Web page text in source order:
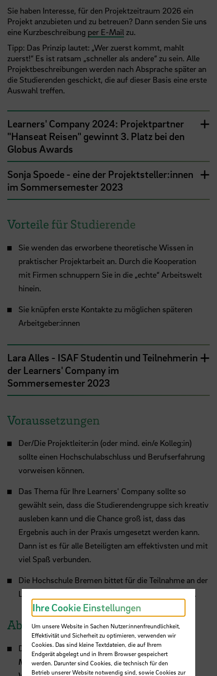
Sie haben Interesse, für den Projektzeitraum 2026 ein
Projekt anzubieten und zu betreuen? Dann senden Sie uns
eine Kurzbeschreibung per E-Mail zu.
Tipp: Das Prinzip lautet: „Wer zuerst kommt, mahlt
zuerst!“ Es ist ratsam „schneller als andere“ zu sein. Alle
Projektbeschreibungen werden nach Absprache später an
die Studierenden geschickt, die auf dieser Basis eine erste
Auswahl treffen.
Learners' Company 2024: Projektpartner
"Hanseat Reisen" gewinnt 3. Platz bei den
Globus Awards
Sonja Spoede - eine der Projektsteller:innen
im Sommersemester 2023
Vorteile für Studierende
Sie wenden das erworbene theoretische Wissen in
praktischer Projektarbeit an. Durch die Kooperation
mit Firmen schnuppern Sie in die „echte“ Arbeitswelt
hinein.
Sie knüpfen erste Kontakte zu möglichen späteren
Arbeitgeber:innen
Lara Alles - ISAF Studentin und Teilnehmerin
der Learners' Company im
Sommersemester 2023
Voraussetzungen
Der/Die Projektleiter:in (oder mind. ein/e Kolleg:in)
sollte einen Hochschulabschluss und Berufserfahrung
vorweisen können.
Das Thema für Ihre Learners' Company sollte so
gewählt sein, dass die Studierendengruppe sich kreativ
ausleben kann und die Chance groß ist, dass das
Ergebnis auch in der Praxis umgesetzt werden kann.
Dann ist es für alle Beteiligten am effektivsten und mit
viel Spaß verbunden.
Die Hochschule Bremen bittet für die Teilnahme an der
Learners' Company um eine Spende von 500 Euro.
Ablauf und Zeitplan
Die Projektvorstellung- und vergabe fand am
Mittwoch, 08.04.2026 amHSB-Campus
Ihre Cookie Einstellungen
Um unsere Website in Sachen Nutzer:innenfreundlichkeit,
Effektivität und Sicherheit zu optimieren, verwenden wir
Cookies. Das sind kleine Textdateien, die auf Ihrem
Endgerät abgelegt und in Ihrem Browser gespeichert
werden. Darunter sind Cookies, die technisch für den
Betrieb unserer Website notwendig sind, sowie Cookies zur